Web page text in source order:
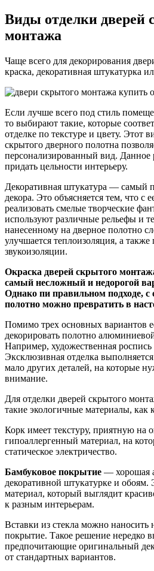
Виды отделки дверей
монтажа
Чаще всего для декорирования
краска, декоративная штукатурка
Если лучше всего под стиль
то выбирают такие, которые
отделке по текстуре и цвету. Этот
скрытого дверного полотна
персонализированный вид. Данное
придать цельности интерьеру.
Декоративная штукатура — самый
декора. Это объясняется тем, что
реализовать смелые творческие
используют различные рельефы и
нанесенному на дверное полотно
улучшается теплоизоляция, а
звукоизоляции.
Окраска дверей скрытого
самый несложный и недорогой
Однако пи правильном подходе,
полотно можно превратить в
Помимо трех основных вариантов
декорировать полотно
Например, художественная
Эксклюзивная отделка выполняется
мало других деталей, на которые
внимание.
Для отделки дверей скрытого
такие экологичные материалы, как
Корк имеет текстуру, приятную на
гипоаллергенный материал, на
статическое электричество.
Бамбуковое покрытие — хорошая
декоративной штукатурке и обоям.
материал, который выглядит
к разным интерьерам.
Вставки из стекла можно наносить
покрытие. Такое решение нередко
предпочитающие оригинальный
от стандартных вариантов.